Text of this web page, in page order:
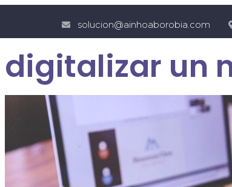
solucion@ainhoaborobia.com
digitalizar un